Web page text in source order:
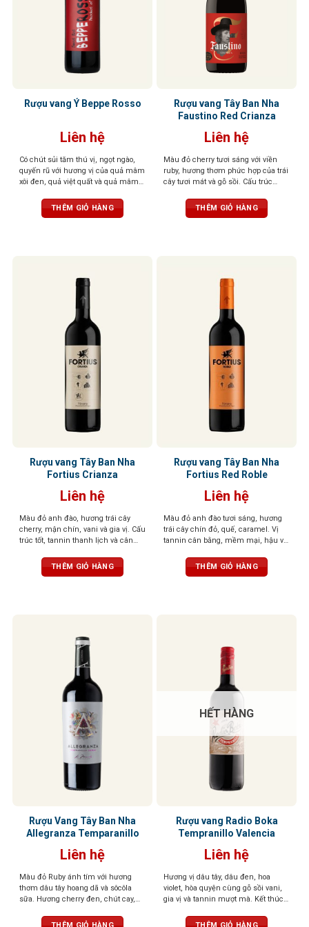
Rượu vang Ý Beppe Rosso
Liên hệ
Có chút sủi tăm thú vị, ngọt ngào,
quyến rũ với hương vị của quả mâm
xôi đen, quả việt quất và quả mâm
THÊM GIỎ HÀNG
Rượu vang Tây Ban Nha
Faustino Red Crianza
Liên hệ
Màu đỏ cherry tươi sáng với viền
ruby, hương thơm phức hợp của trái
cây tươi mát và gỗ sồi. Cấu trúc
ngọt ngàoTHÊM GIỎ HÀNG
Rượu vang Tây Ban Nha
Fortius Crianza
Liên hệ
Màu đỏ anh đào, hương trái cây
cherry, mận chín, vani và gia vị. Cấu
trúc tốt, tannin thanh lịch và cân
hương trái cây và gỗ sồi
THÊM GIỎ HÀNG
Rượu vang Tây Ban Nha
Fortius Red Roble
Liên hệ
Màu đỏ anh đào tươi sáng, hương
trái cây chín đỏ, quế, caramel. Vị
tannin cân bằng, mềm mại, hậu vị
THÊM GIỎ HÀNG
Rượu Vang Tây Ban Nha
Allegranza Temparanillo
Liên hệ
Màu đỏ Ruby ánh tím với hương
thơm dâu tây hoang dã và sôcôla
sữa. Hương cherry đen, chút cay,
khó quên
HẾT HÀNG
Rượu vang Radio Boka
Tempranillo Valencia
Liên hệ
Hương vị dâu tây, dâu đen, hoa
violet, hòa quyện cùng gỗ sồi vani,
gia vị và tannin mượt mà. Kết thúc
ngọt ngào